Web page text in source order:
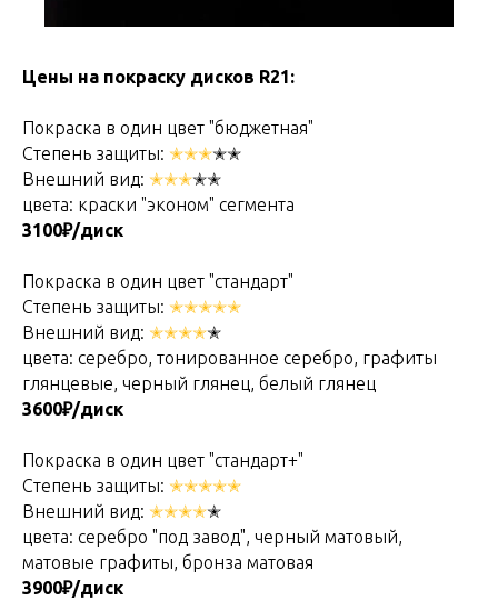
Цены на покраску дисков R21:
Покраска в один цвет "бюджетная"
Степень защиты: ✭✭✭✭✭
Внешний вид: ✭✭✭✭✭
цвета: краски "эконом" сегмента
3100₽/диск
Покраска в один цвет "стандарт"
Степень защиты: ✭✭✭✭✭
Внешний вид: ✭✭✭✭✭
цвета: серебро, тонированное серебро, графиты
глянцевые, черный глянец, белый глянец
3600₽/диск
Покраска в один цвет "стандарт+"
Степень защиты: ✭✭✭✭✭
Внешний вид: ✭✭✭✭✭
цвета: серебро "под завод", черный матовый,
матовые графиты, бронза матовая
3900₽/диск